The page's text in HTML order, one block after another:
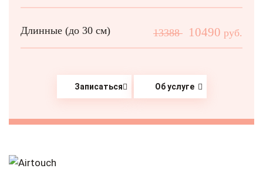
Длинные (до 30 см) 13388 10490 руб.
Записаться Об услуге